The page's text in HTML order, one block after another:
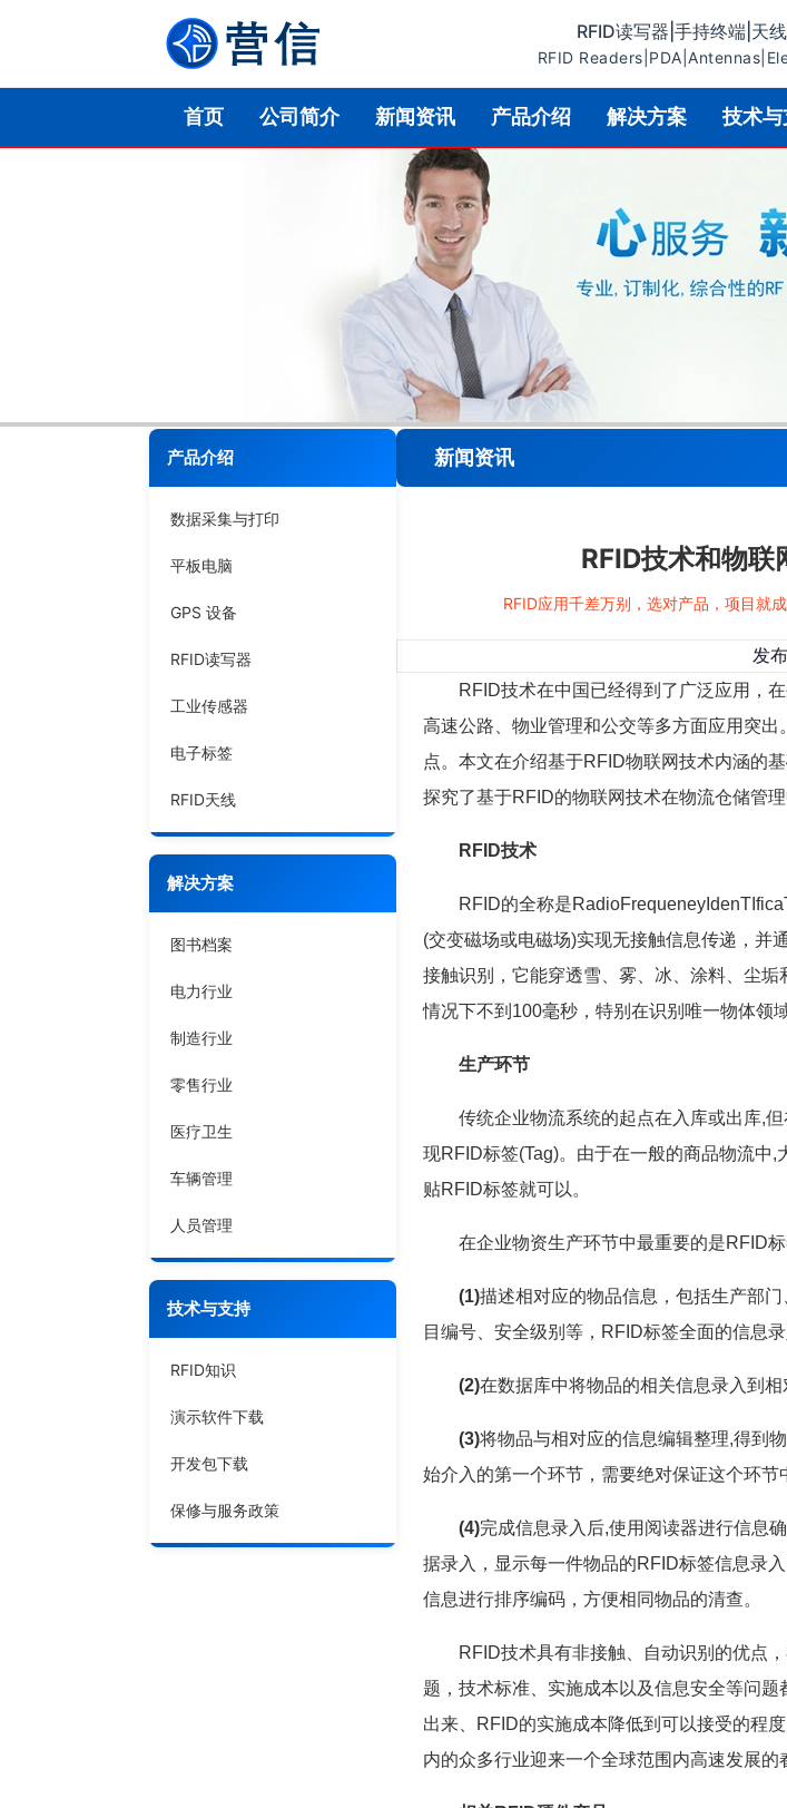
RFID读写器|手持终端|天
RFID
首页 公司简介 新闻资讯 产品介绍 解决方案 技术
产品介绍
数据采集与打印
平板电脑
GPS 设备
RFID读写器
工业传感器
电子标签
RFID天线
解决方案
图书档案
电力行业
制造行业
零售行业
医疗卫生
车辆管理
人员管理
技术与支持
RFID知识
演示软件下载
开发包下载
保修与服务政策
新闻资讯
RFID技术和物联
RFID应用千差万别，选对产品，项目就
发
RFID技术在中国已经得到了广泛应用，在
高速公路、物业管理和公交等多方面应用突
点。本文在介绍基于RFID物联网技术内涵的
探究了基于RFID的物联网技术在物流仓储管理
RFID技术
RFID的全称是
(交变磁场或电磁场)实现无接触信息传递，并
接触识别，它能穿透雪、雾、冰、涂料、尘
情况下不到100毫秒，特别在识别唯一物体领
生产环节
传统企业物流系统的起点在入库或出库,但
现RFID标签(Tag)。由于在一般的商品物流中
贴RFID标签就可以。
在企业物资生产环节中最重要的是RFID标
(1)描述相对应的物品信息，包括生产部
目编号、安全级别等，RFID标签全面的信息
(2)在数据库中将物品的相关信息录入到相
(3)将物品与相对应的信息编辑整理,得到
始介入的第一个环节，需要绝对保证这个环节
(4)完成信息录入后,使用阅读器进行信息
据录入，显示每一件物品的RFID标签信息录
信息进行排序编码，方便相同物品的清查。
RFID技术具有非接触、自动识别的优点，
题，技术标准、实施成本以及信息安全等问
出来、RFID的实施成本降低到可以接受的程
内的众多行业迎来一个全球范围内高速发展的